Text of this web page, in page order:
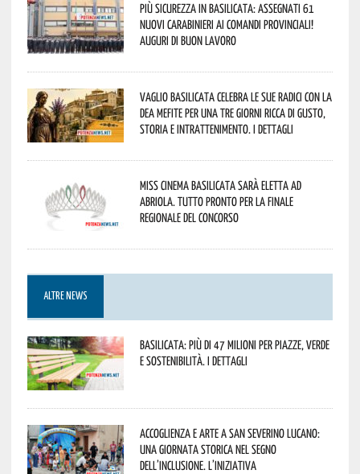
Più sicurezza in Basilicata: assegnati 61
nuovi Carabinieri ai Comandi provinciali!
Auguri di buon lavoro
Vaglio Basilicata celebra le sue radici con la
Dea Mefite per una tre giorni ricca di gusto,
storia e intrattenimento. I dettagli
Miss Cinema Basilicata sarà eletta ad
Abriola. Tutto pronto per la finale
regionale del concorso
ALTRE NEWS
Basilicata: più di 47 milioni per piazze, verde
e sostenibilità. I dettagli
Accoglienza e arte a San Severino Lucano:
una giornata storica nel segno
dell’inclusione. L’iniziativa